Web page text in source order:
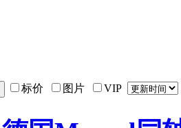
标价 图片 VIP